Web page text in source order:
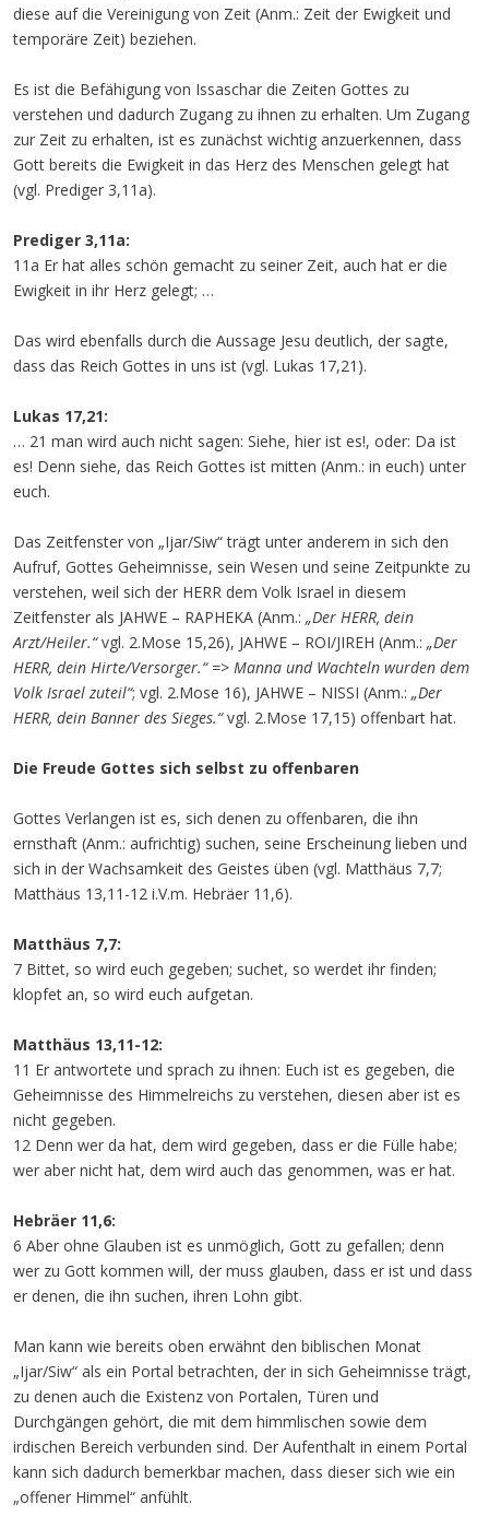
diese auf die Vereinigung von Zeit (Anm.: Zeit der Ewigkeit und
temporäre Zeit) beziehen.
Es ist die Befähigung von Issaschar die Zeiten Gottes zu
verstehen und dadurch Zugang zu ihnen zu erhalten. Um Zugang
zur Zeit zu erhalten, ist es zunächst wichtig anzuerkennen, dass
Gott bereits die Ewigkeit in das Herz des Menschen gelegt hat
(vgl. Prediger 3,11a).
Prediger 3,11a:
11a Er hat alles schön gemacht zu seiner Zeit, auch hat er die
Ewigkeit in ihr Herz gelegt; …
Das wird ebenfalls durch die Aussage Jesu deutlich, der sagte,
dass das Reich Gottes in uns ist (vgl. Lukas 17,21).
Lukas 17,21:
… 21 man wird auch nicht sagen: Siehe, hier ist es!, oder: Da ist
es! Denn siehe, das Reich Gottes ist mitten (Anm.: in euch) unter
euch.
Das Zeitfenster von „Ijar/Siw“ trägt unter anderem in sich den
Aufruf, Gottes Geheimnisse, sein Wesen und seine Zeitpunkte zu
verstehen, weil sich der HERR dem Volk Israel in diesem
Zeitfenster als JAHWE – RAPHEKA (Anm.: „Der HERR, dein
Arzt/Heiler.“vgl. 2.Mose 15,26), JAHWE – ROI/JIREH (Anm.: „Der
HERR, dein Hirte/Versorger.“ => Manna und Wachteln wurden dem
Volk Israel zuteil“; vgl. 2.Mose 16), JAHWE – NISSI (Anm.: „Der
HERR, dein Banner des Sieges.“vgl. 2.Mose 17,15) offenbart hat.
Die Freude Gottes sich selbst zu offenbaren
Gottes Verlangen ist es, sich denen zu offenbaren, die ihn
ernsthaft (Anm.: aufrichtig) suchen, seine Erscheinung lieben und
sich in der Wachsamkeit des Geistes üben (vgl. Matthäus 7,7;
Matthäus 13,11-12 i.V.m. Hebräer 11,6).
Matthäus 7,7:
7 Bittet, so wird euch gegeben; suchet, so werdet ihr finden;
klopfet an, so wird euch aufgetan.
Matthäus 13,11-12:
11 Er antwortete und sprach zu ihnen: Euch ist es gegeben, die
Geheimnisse des Himmelreichs zu verstehen, diesen aber ist es
nicht gegeben.
12 Denn wer da hat, dem wird gegeben, dass er die Fülle habe;
wer aber nicht hat, dem wird auch das genommen, was er hat.
Hebräer 11,6:
6 Aber ohne Glauben ist es unmöglich, Gott zu gefallen; denn
wer zu Gott kommen will, der muss glauben, dass er ist und dass
er denen, die ihn suchen, ihren Lohn gibt.
Man kann wie bereits oben erwähnt den biblischen Monat
„Ijar/Siw“ als ein Portal betrachten, der in sich Geheimnisse trägt,
zu denen auch die Existenz von Portalen, Türen und
Durchgängen gehört, die mit dem himmlischen sowie dem
irdischen Bereich verbunden sind. Der Aufenthalt in einem Portal
kann sich dadurch bemerkbar machen, dass dieser sich wie ein
„offener Himmel“ anfühlt.